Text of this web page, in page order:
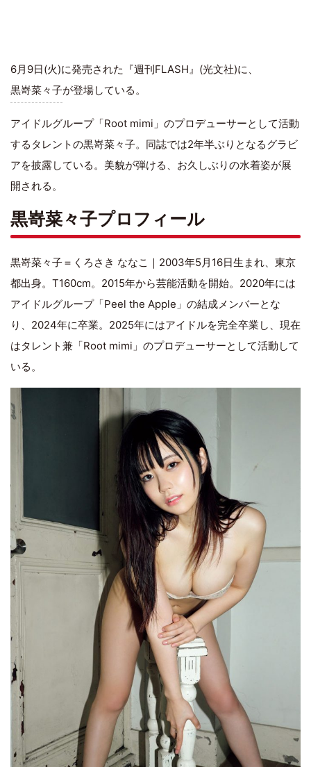
6月9日(火)に発売された『週刊FLASH』(光文社)に、
黒嵜菜々子が登場している。
アイドルグループ「Root mimi」のプロデューサーとして活動
するタレントの黒嵜菜々子。同誌では2年半ぶりとなるグラビ
アを披露している。美貌が弾ける、お久しぶりの水着姿が展
開される。
黒嵜菜々子プロフィール
黒嵜菜々子＝くろさき ななこ｜2003年5月16日生まれ、東京
都出身。T160cm。2015年から芸能活動を開始。2020年には
アイドルグループ「Peel the Apple」の結成メンバーとな
り、2024年に卒業。2025年にはアイドルを完全卒業し、現在
はタレント兼「Root mimi」のプロデューサーとして活動して
いる。